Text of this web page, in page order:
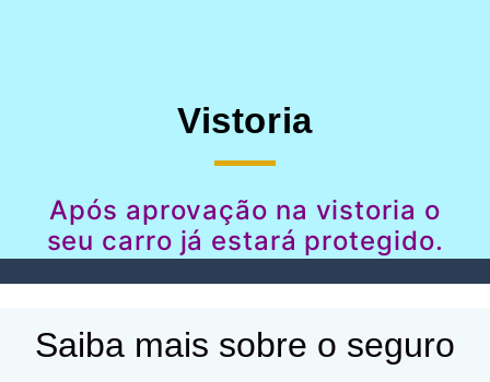
Vistoria
Após aprovação na vistoria o
seu carro já estará protegido.
Saiba mais sobre o seguro